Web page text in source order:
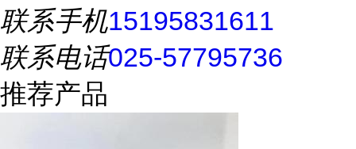
联系手机15195831611
联系电话025-57795736
推荐产品